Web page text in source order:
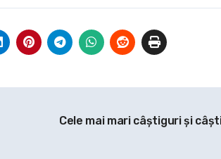
Cele mai mari câștiguri și